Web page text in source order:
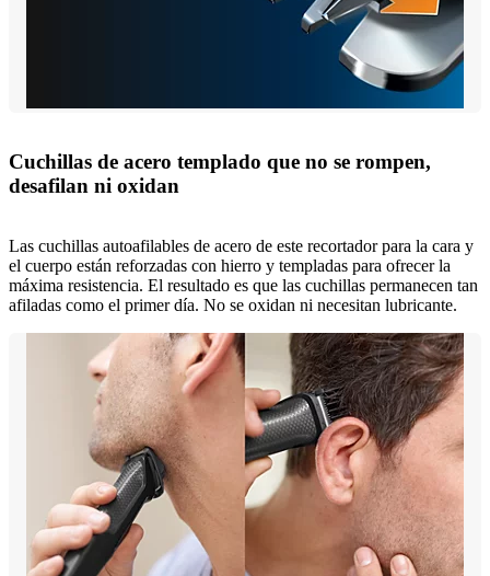
Cuchillas de acero templado que no se rompen,
desafilan ni oxidan
Las cuchillas autoafilables de acero de este recortador para la cara y
el cuerpo están reforzadas con hierro y templadas para ofrecer la
máxima resistencia. El resultado es que las cuchillas permanecen tan
afiladas como el primer día. No se oxidan ni necesitan lubricante.